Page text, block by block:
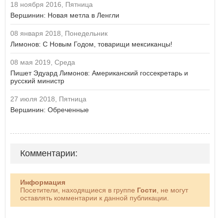
18 ноября 2016, Пятница
Вершинин: Новая метла в Ленгли
08 января 2018, Понедельник
Лимонов: С Новым Годом, товарищи мексиканцы!
08 мая 2019, Среда
Пишет Эдуард Лимонов: Американский госсекретарь и
русский министр
27 июля 2018, Пятница
Вершинин: Обреченные
Комментарии:
Информация
Посетители, находящиеся в группе Гости, не могут
оставлять комментарии к данной публикации.